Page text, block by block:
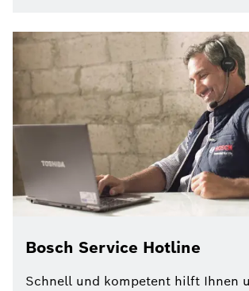
Bosch Service Hotline
Schnell und kompetent hilft Ihnen